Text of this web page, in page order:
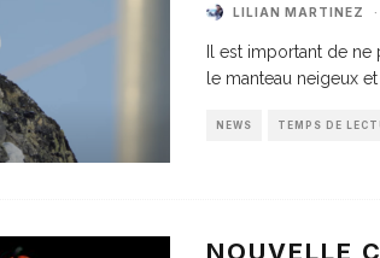
LILIAN MARTINEZ ·
Il est important de
le manteau neigeux et
NEWS TEMPS DE